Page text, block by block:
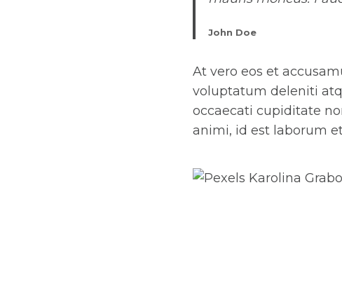
John Doe
At vero eos et
voluptatum deleniti
occaecati cupiditate
animi, id est laborum